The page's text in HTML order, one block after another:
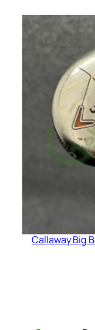
Callaway Big